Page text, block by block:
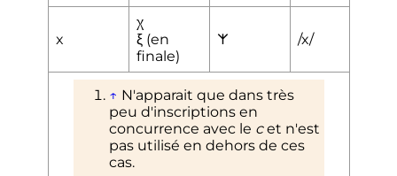
x
χ
ξ (en
finale)
𐌙 /x/
↑ N'apparait que dans très
peu d'inscriptions en
concurrence avec le cet n'est
pas utilisé en dehors de ces
cas.